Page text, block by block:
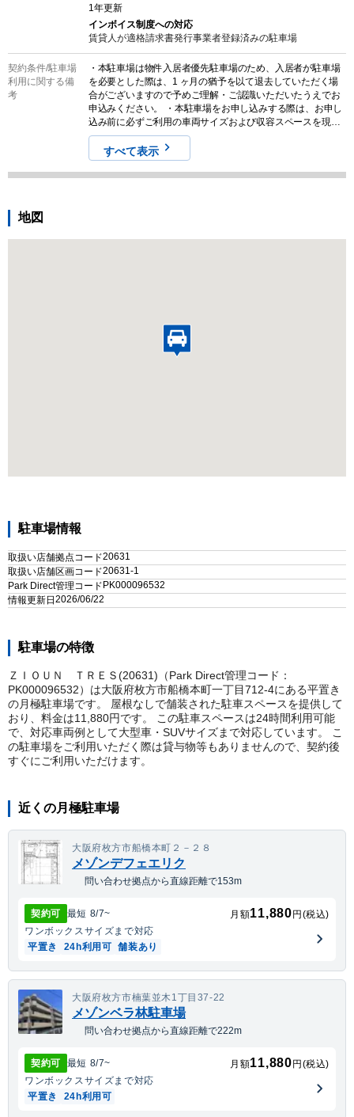
1年更新
インボイス制度への対応
賃貸人が適格請求書発行事業者登録済みの駐車場
契約条件/駐車場
利用に関する備
考
・本駐車場は物件入居者優先駐車場のため、入居者が駐車場
を必要とした際は、1 ヶ月の猶予を以て退去していただく場
合がございますので予めご理解・ご認識いただいたうえでお
申込みください。 ・本駐車場をお申し込みする際は、お申し
込み前に必ずご利用の車両サイズおよび収容スペースを現地
でご確認ください。また、募集情報と実際の現地の状況が異
なる場合がございます。その場合は、現況を優先させていた
だきますので気になる方はお申し込みをご遠慮ください。な
お、契約締結後のキャンセルやクレームに対する返金は一切
すべて表示
地図
駐車場情報
取扱い店舗拠点コード20631
取扱い店舗区画コード20631-1
Park Direct管理コード PK000096532
情報更新日 2026/06/22
駐車場の特徴
ＺＩＯＵＮ ＴＲＥＳ(20631)（Park Direct管理コード：
PK000096532）は大阪府枚方市船橋本町一丁目712-4にある平置き
の月極駐車場です。 屋根なしで舗装された駐車スペースを提供して
おり、料金は11,880円です。 この駐車スペースは24時間利用可能
で、対応車両例として大型車・SUVサイズまで対応しています。 こ
の駐車場をご利用いただく際は貸与物等もありませんので、契約後
すぐにご利用いただけます。
近くの月極駐車場
大阪府枚方市船橋本町２－２８
メゾンデフェエリク
問い合わせ拠点から直線距離で153m
契約可 最短 8/7~ 月額11,880 円(税込)
ワンボックスサイズまで対応
平置き
24h利用可 舗装あり
大阪府枚方市楠葉並木1丁目37-22
メゾンベラ林駐車場
問い合わせ拠点から直線距離で222m
契約可 最短 8/7~ 月額11,880 円(税込)
ワンボックスサイズまで対応
平置き
24h利用可